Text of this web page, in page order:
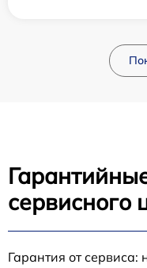
сервисного
Гарантия от